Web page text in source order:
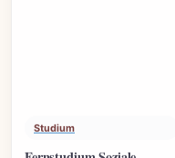
Studium
Fernstudium Soziale